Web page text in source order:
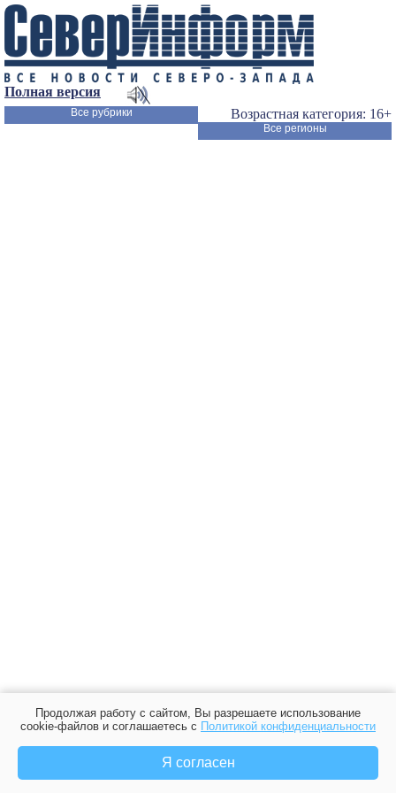
Полная версия
Возрастная категория: 16+
Все рубрики
Все регионы
Продолжая работу с сайтом, Вы разрешаете использование
cookie-файлов и соглашаетесь с Политикой конфиденциальности
Я согласен